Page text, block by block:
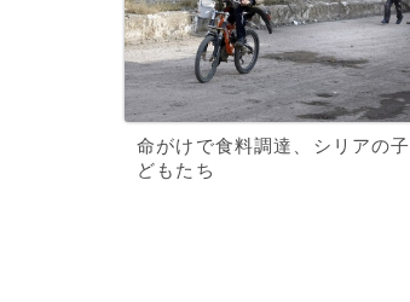
命がけで食料調達、シリアの子
どもたち